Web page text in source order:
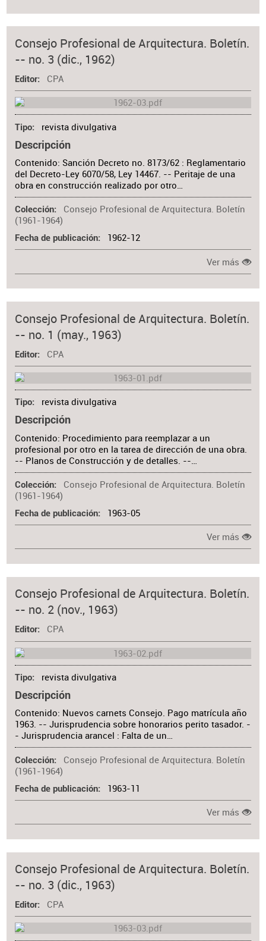
Consejo Profesional de Arquitectura. Boletín.
-- no. 3 (dic., 1962)
Editor CPA
Tipo revista divulgativa
Descripción
Contenido: Sanción Decreto no. 8173/62 : Reglamentario
del Decreto-Ley 6070/58, Ley 14467. -- Peritaje de una
obra en construcción realizado por otro…
Colección
Consejo Profesional de Arquitectura. Boletín
(1961-1964)
Fecha de publicación 1962-12
Ver más
Consejo Profesional de Arquitectura. Boletín.
-- no. 1 (may., 1963)
Editor CPA
Tipo revista divulgativa
Descripción
Contenido: Procedimiento para reemplazar a un
profesional por otro en la tarea de dirección de una obra.
-- Planos de Construcción y de detalles. --…
Colección
Consejo Profesional de Arquitectura. Boletín
(1961-1964)
Fecha de publicación 1963-05
Ver más
Consejo Profesional de Arquitectura. Boletín.
-- no. 2 (nov., 1963)
Editor CPA
Tipo revista divulgativa
Descripción
Contenido: Nuevos carnets Consejo. Pago matrícula año
1963. -- Jurisprudencia sobre honorarios perito tasador. -
- Jurisprudencia arancel : Falta de un…
Colección
Consejo Profesional de Arquitectura. Boletín
(1961-1964)
Fecha de publicación 1963-11
Ver más
Consejo Profesional de Arquitectura. Boletín.
-- no. 3 (dic., 1963)
Editor CPA